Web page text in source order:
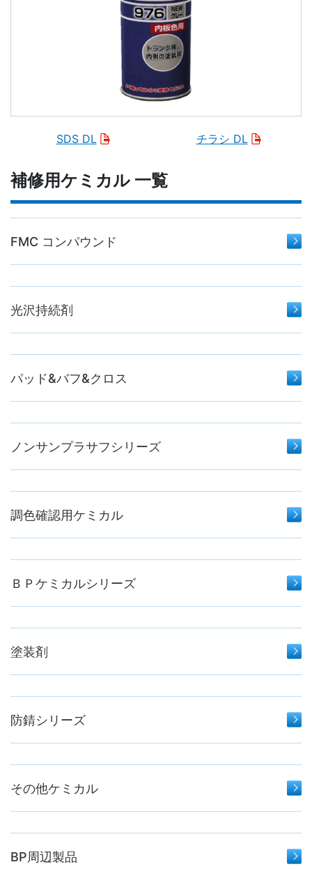
SDS DL チラシ DL
補修用ケミカル 一覧
FMC コンパウンド
光沢持続剤
パッド&バフ&クロス
ノンサンプラサフシリーズ
調色確認用ケミカル
ＢＰケミカルシリーズ
塗装剤
防錆シリーズ
その他ケミカル
BP周辺製品